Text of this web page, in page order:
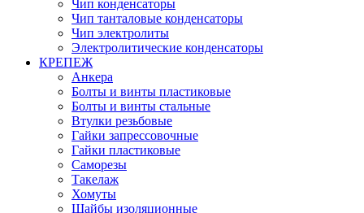
Чип конденсаторы
Чип танталовые конденсаторы
Чип электролиты
Электролитические конденсаторы
КРЕПЕЖ
Анкера
Болты и винты пластиковые
Болты и винты стальные
Втулки резьбовые
Гайки запрессовочные
Гайки пластиковые
Саморезы
Такелаж
Хомуты
Шайбы изоляционные